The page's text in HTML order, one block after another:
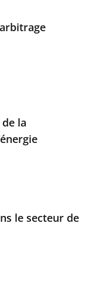
la
le secteur de